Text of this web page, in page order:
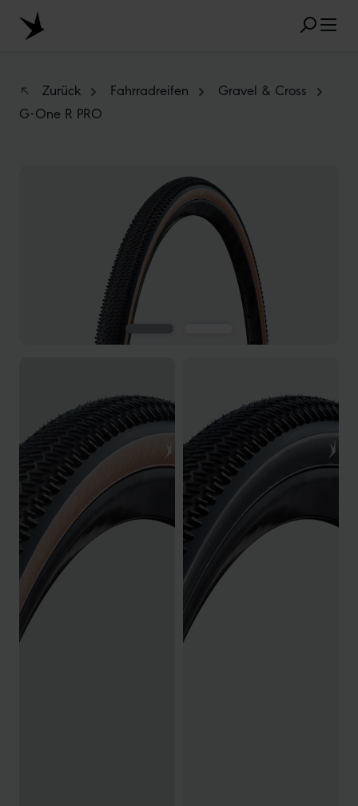
Zum Hauptinhalt springen
TUBELESS
RECYCLING
UNPLATTBAR
GRÖSSENBEZEICHNUNG
AEROTHAN
Zurück Fahrradreifen
Gravel & Cross
G-One R PRO